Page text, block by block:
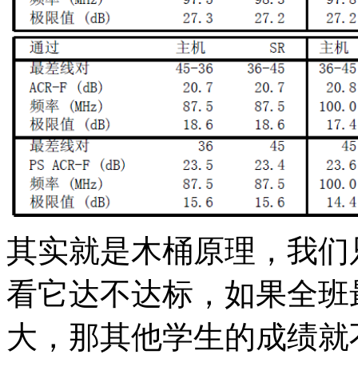
其实就是木桶原理，我
看它达不达标，如果全
大，那其他学生的成绩